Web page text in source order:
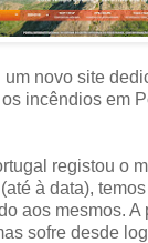
um novo site
incêndios em
registou o
à data),
aos mesmos. A
sofre desde